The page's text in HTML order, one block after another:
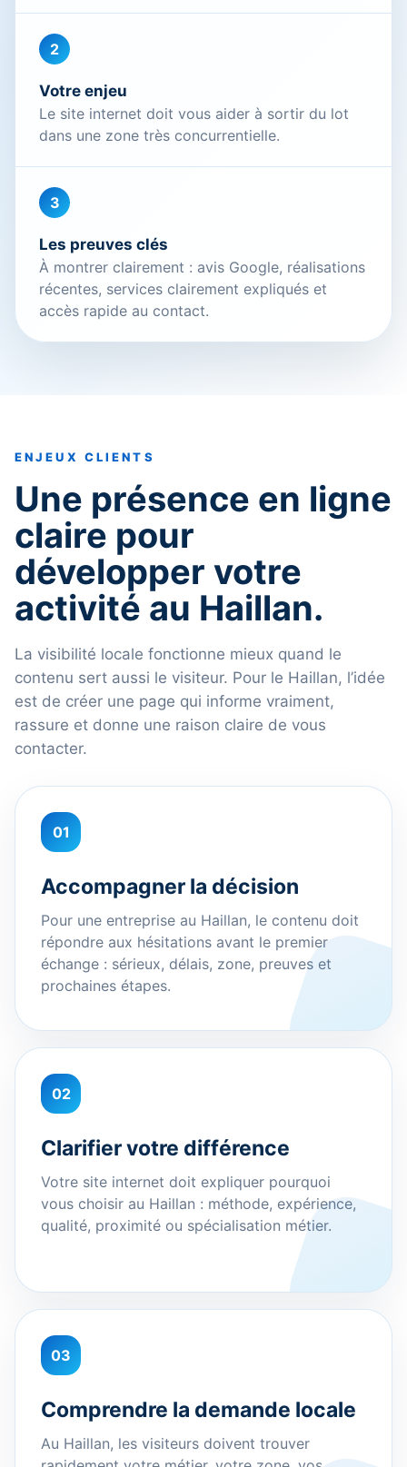
2
Votre enjeu
Le site internet doit vous aider à sortir du lot
dans une zone très concurrentielle.
3
Les preuves clés
À montrer clairement : avis Google, réalisations
récentes, services clairement expliqués et
accès rapide au contact.
ENJEUX CLIENTS
Une présence en ligne
claire pour
développer votre
activité au Haillan.
La visibilité locale fonctionne mieux quand le
contenu sert aussi le visiteur. Pour le Haillan, l’idée
est de créer une page qui informe vraiment,
rassure et donne une raison claire de vous
contacter.
01
Accompagner la décision
Pour une entreprise au Haillan, le contenu doit
répondre aux hésitations avant le premier
échange : sérieux, délais, zone, preuves et
prochaines étapes.
02
Clarifier votre différence
Votre site internet doit expliquer pourquoi
vous choisir au Haillan : méthode, expérience,
qualité, proximité ou spécialisation métier.
03
Comprendre la demande locale
Au Haillan, les visiteurs doivent trouver